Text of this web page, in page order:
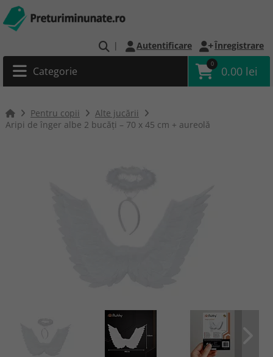
| Autentificare Înregistrare
Categorie
0
0.00 lei
Pentru copii
Alte jucării
Aripi de înger albe 2 bucăți – 70 x 45 cm + aureolă